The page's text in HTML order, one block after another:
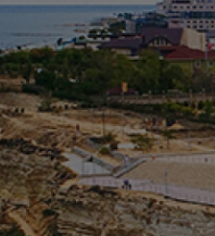
Шымкент
Алматы облысы
Ақтөбе облысы
Атырау облысы
Ақмола облысы